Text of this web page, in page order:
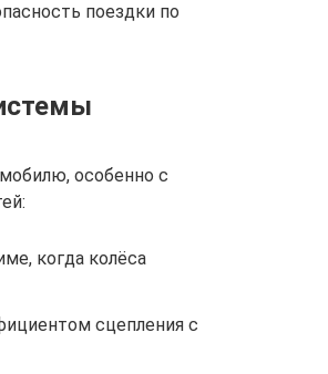
поездки по
особенно с
когда колёса
сцепления с